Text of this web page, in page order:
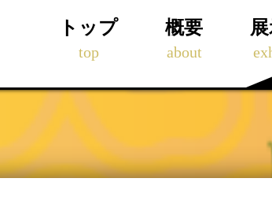
トップ
top
概要
about